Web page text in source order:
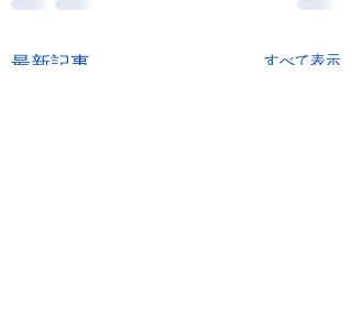
最新記事 すべて表示